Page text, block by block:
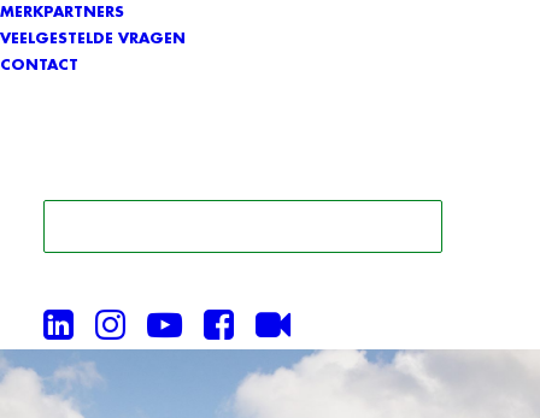
MERKPARTNERS
VEELGESTELDE VRAGEN
CONTACT